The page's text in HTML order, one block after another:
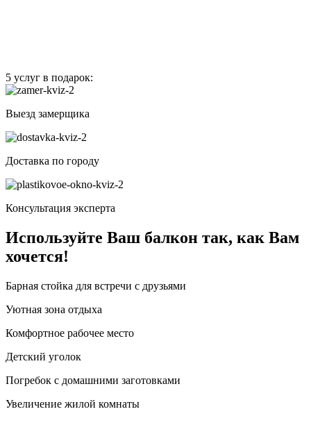
5 услуг в подарок:
Выезд замерщика
Доставка по городу
Консультация эксперта
Используйте Ваш балкон так, как Вам
хочется!
Барная стойка для встречи с друзьями
Уютная зона отдыха
Комфортное рабочее место
Детский уголок
Погребок с домашними заготовками
Увеличение жилой комнаты